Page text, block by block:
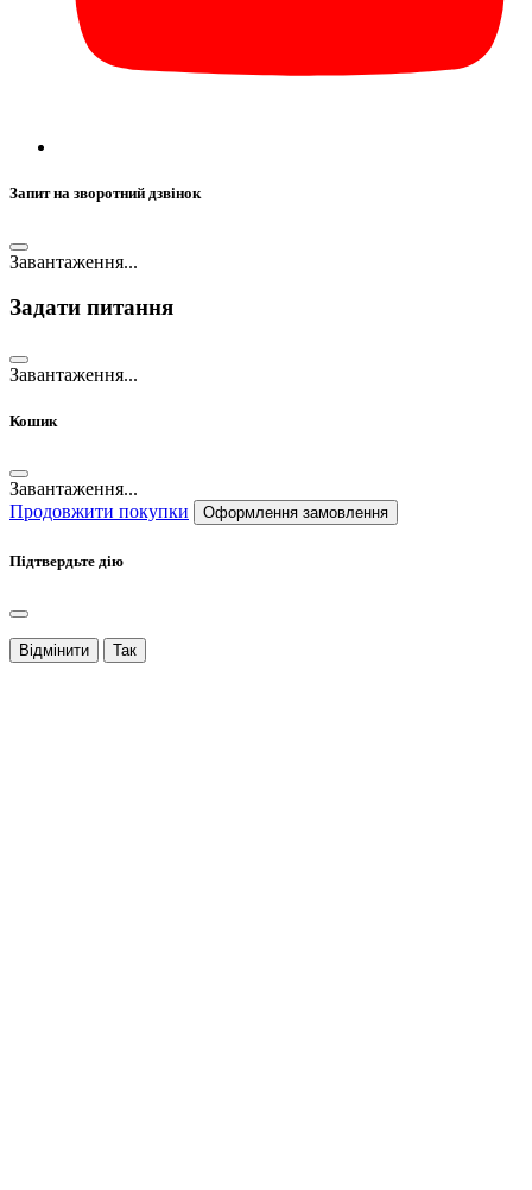
Запит на зворотний дзвінок
Завантаження...
Задати питання
Завантаження...
Кошик
Завантаження...
Продовжити покупки
Оформлення замовлення
Підтвердьте дію
Відмінити Так